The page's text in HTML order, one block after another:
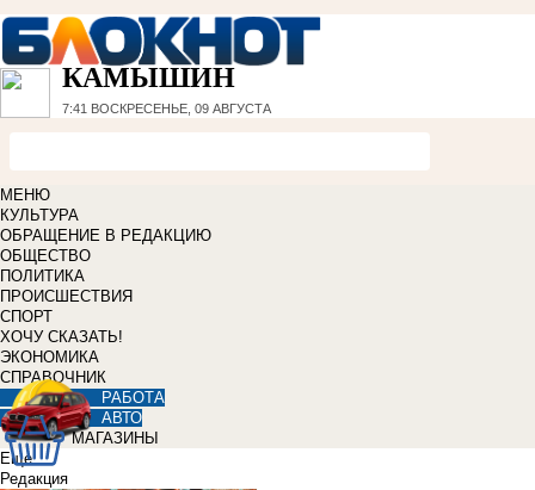
КАМЫШИН
7:41 ВОСКРЕСЕНЬЕ, 09 АВГУСТА
МЕНЮ
КУЛЬТУРА
ОБРАЩЕНИЕ В РЕДАКЦИЮ
ОБЩЕСТВО
ПОЛИТИКА
ПРОИСШЕСТВИЯ
СПОРТ
ХОЧУ СКАЗАТЬ!
ЭКОНОМИКА
СПРАВОЧНИК
РАБОТА
АВТО
МАГАЗИНЫ
Еще
Редакция